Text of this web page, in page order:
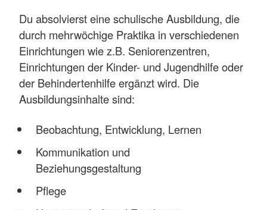
Du absolvierst eine schulische Ausbildung, die
durch mehrwöchige Praktika in verschiedenen
Einrichtungen wie z.B. Seniorenzentren,
Einrichtungen der Kinder- und Jugendhilfe oder
der Behindertenhilfe ergänzt wird. Die
Ausbildungsinhalte sind:
Beobachtung, Entwicklung, Lernen
Kommunikation und
Beziehungsgestaltung
Pflege